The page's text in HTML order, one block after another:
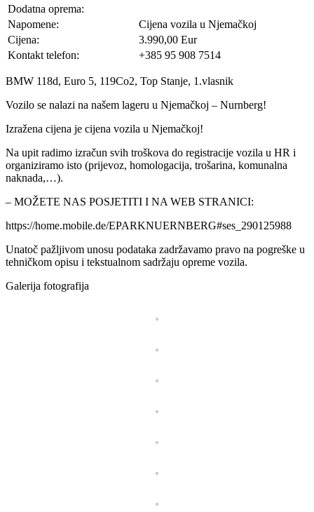
Dodatna oprema:
Napomene:
Cijena vozila u Njemačkoj
Cijena:
3.990,00 Eur
Kontakt telefon:
+385 95 908 7514
BMW 118d, Euro 5, 119Co2, Top Stanje, 1.vlasnik
Vozilo se nalazi na našem lageru u Njemačkoj – Nurnberg!
Izražena cijena je cijena vozila u Njemačkoj!
Na upit radimo izračun svih troškova do registracije vozila u HR i
organiziramo isto (prijevoz, homologacija, trošarina, komunalna
naknada,…).
– MOŽETE NAS POSJETITI I NA WEB STRANICI:
https://home.mobile.de/EPARKNUERNBERG#ses_290125988
Unatoč pažljivom unosu podataka zadržavamo pravo na pogreške u
tehničkom opisu i tekstualnom sadržaju opreme vozila.
Galerija fotografija